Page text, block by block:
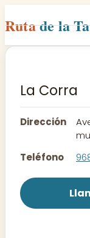
Rutade la
Inicio
Rutas
Contacto
La Corra
Dirección
Teléfono